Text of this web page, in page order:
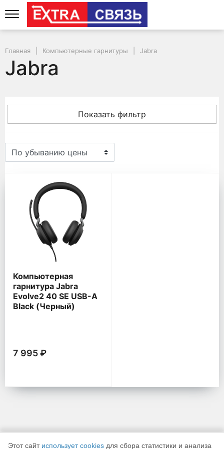
Главная Компьютерные гарнитуры Jabra
Jabra
Показать фильтр
Jabra
Компьютерная
гарнитура Jabra
Evolve2 40 SE USB-A
Black (Черный)
7 995 ₽
Этот сайт использует cookies для сбора статистики и анализа